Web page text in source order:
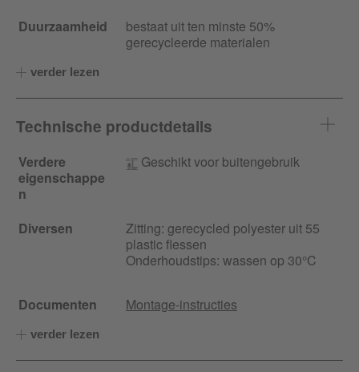
Duurzaamheid
bestaat uit ten minste 50%
gerecycleerde materialen
verder lezen
Technische productdetails
Verdere
eigenschappe
n
Geschikt voor buitengebruik
Diversen
Zitting: gerecycled polyester uit 55
plastic flessen
Onderhoudstips: wassen op 30°C
Documenten Montage-instructies
verder lezen